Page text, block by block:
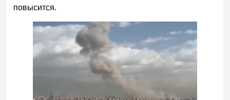
повысится.